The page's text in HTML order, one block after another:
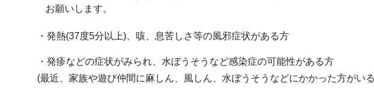
お願いします。
・発熱(37度5分以上)、咳、息苦しさ等の風邪症状がある方
・発疹などの症状がみられ、水ぼうそうなど感染症の可能性がある方
(最近、家族や遊び仲間に麻しん、風しん、水ぼうそうなどにかかった方がい